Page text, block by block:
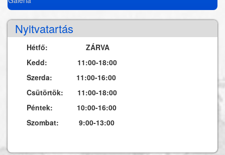
Nyitvatartás
Hétfő: ZÁRVA
Kedd: 11:00-18:00
Szerda: 11:00-16:00
Csütörtök: 11:00-18:00
Péntek: 10:00-16:00
Szombat: 9:00-13:00